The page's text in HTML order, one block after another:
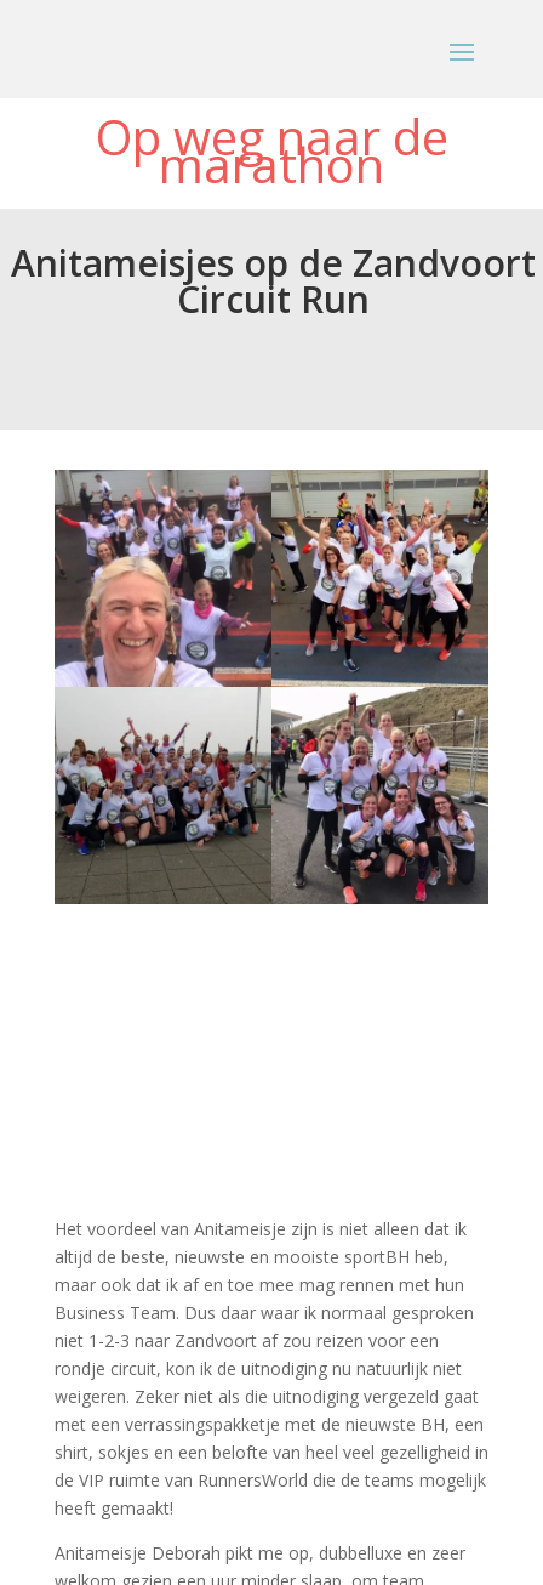
Op weg naar de
marathon
Anitameisjes op de Zandvoort
Circuit Run
Het voordeel van Anitameisje zijn is niet alleen dat ik
altijd de beste, nieuwste en mooiste sportBH heb,
maar ook dat ik af en toe mee mag rennen met hun
Business Team. Dus daar waar ik normaal gesproken
niet 1-2-3 naar Zandvoort af zou reizen voor een
rondje circuit, kon ik de uitnodiging nu natuurlijk niet
weigeren. Zeker niet als die uitnodiging vergezeld gaat
met een verrassingspakketje met de nieuwste BH, een
shirt, sokjes en een belofte van heel veel gezelligheid in
de VIP ruimte van RunnersWorld die de teams mogelijk
heeft gemaakt!
Anitameisje Deborah pikt me op, dubbelluxe en zeer